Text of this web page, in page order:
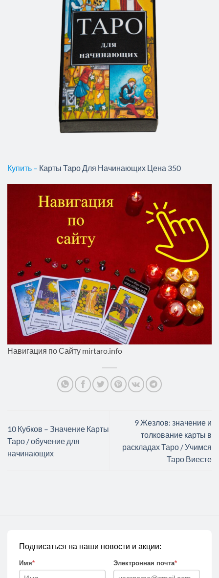
Купить – Карты Таро Для Начинающих Цена 350
Навигация по Сайту mirtaro.info
10 Кубков – Значение Карты
Таро / обучение для
начинающих
9 Жезлов: значение и
толкование карты в
раскладах Таро / Учимся
Таро Виесте
Подписаться на наши новости и акции:
Имя* Электронная почта*